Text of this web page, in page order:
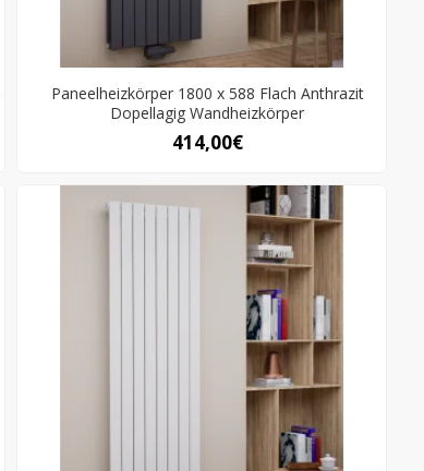
Paneelheizkörper 1800 x 588 Flach Anthrazit
Dopellagig Wandheizkörper
414,00€